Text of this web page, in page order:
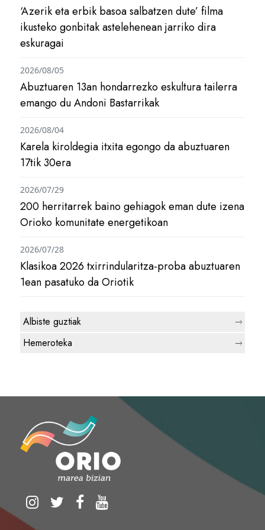
‘Azerik eta erbik basoa salbatzen dute’ filma
ikusteko gonbitak astelehenean jarriko dira
eskuragai
Abuztuaren 13an hondarrezko eskultura tailerra
emango du Andoni Bastarrikak
2026/08/05
Karela kiroldegia itxita egongo da abuztuaren
17tik 30era
2026/08/04
200 herritarrek baino gehiagok eman dute izena
Orioko komunitate energetikoan
2026/07/29
Klasikoa 2026 txirrindularitza-proba abuztuaren
1ean pasatuko da Oriotik
2026/07/28
Albiste guztiak
Hemeroteka